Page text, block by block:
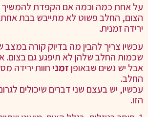
על אחת כמה וכמה אם הקפדת להמשיך
הצום, החלב פשוט לא מתייבש בבת
ירידה זמנית.
עכשיו צריך להבין מה בדיוק קורה במצב
שכמות החלב שלהן לא תיפגע גם בצום.
אבל יש נשים שבאופןזמניחוות ירידה
החלב.
עכשיו, יש בעצם שני דברים שיכולים
הזו.